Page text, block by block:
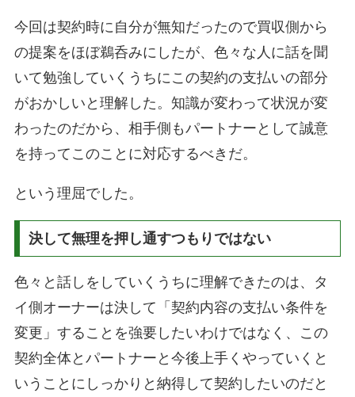
今回は契約時に自分が無知だったので買収側から
の提案をほぼ鵜呑みにしたが、色々な人に話を聞
いて勉強していくうちにこの契約の支払いの部分
がおかしいと理解した。知識が変わって状況が変
わったのだから、相手側もパートナーとして誠意
を持ってこのことに対応するべきだ。
という理屈でした。
決して無理を押し通すつもりではない
色々と話しをしていくうちに理解できたのは、タ
イ側オーナーは決して「契約内容の支払い条件を
変更」することを強要したいわけではなく、この
契約全体とパートナーと今後上手くやっていくと
いうことにしっかりと納得して契約したいのだと